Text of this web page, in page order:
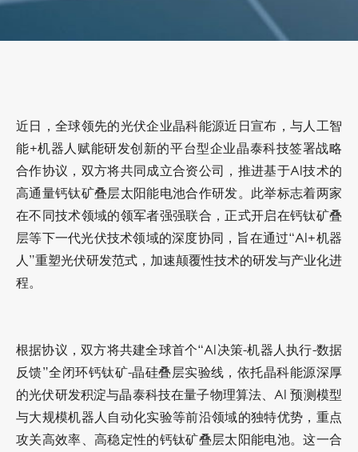
近日，全球领先的光伏企业晶科能源近日宣布，与人工智
能+机器人赋能研发创新的平台型企业晶泰科技签署战略
合作协议，双方将共同成立合资公司，推进基于AI技术的
高通量钙钛矿叠层太阳能电池合作研发。此举标志着两家
在不同技术领域的领军者强强联合，正式开启在钙钛矿叠
层等下一代光伏技术领域的深度协同，旨在通过“AI+机器
人”重塑光伏研发范式，加速颠覆性技术的研发与产业化进
程。
根据协议，双方将共建全球首个“AI决策-机器人执行-数据
反馈”全闭环钙钛矿-晶硅叠层实验线，依托晶科能源深厚
的光伏研发积淀与晶泰科技在量子物理算法、AI 预测模型
与大规模机器人自动化实验等前沿领域的独特优势，重点
攻关高效率、高稳定性的钙钛矿叠层太阳能电池。这一合